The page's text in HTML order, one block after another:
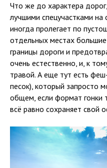
Что же до характера
лучшими спецучастками на
иногда пролегает по
отдельных местах
границы дороги и
очень естественно, и, к
травой. А еще тут есть
песок), который запросто
общем, если формат гонки
всё равно сохраняет свой